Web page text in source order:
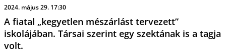
2024. május 29. 17:30
A fiatal „kegyetlen mészárlást tervezett”
iskolájában. Társai szerint egy szektának is a tagja
volt.